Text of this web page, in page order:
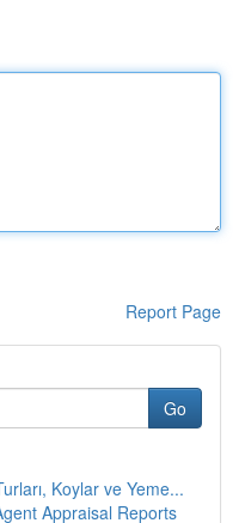
Report Page
Go
Koylar ve Yeme...
Appraisal Reports